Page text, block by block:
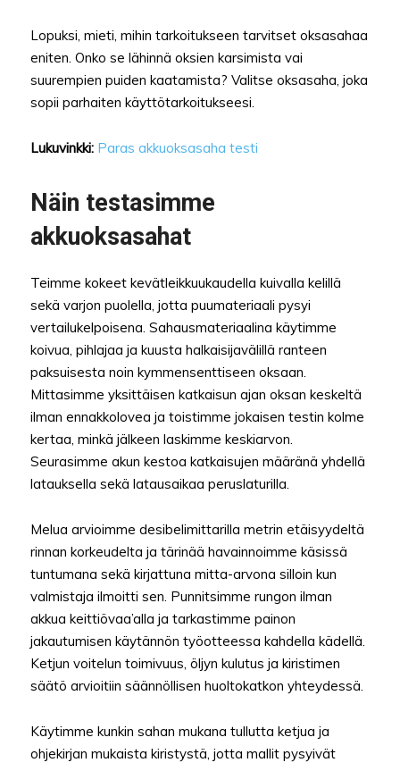
Lopuksi, mieti, mihin tarkoitukseen tarvitset oksasahaa
eniten. Onko se lähinnä oksien karsimista vai
suurempien puiden kaatamista? Valitse oksasaha, joka
sopii parhaiten käyttötarkoitukseesi.
Lukuvinkki: Paras akkuoksasaha testi
Näin testasimme
akkuoksasahat
Teimme kokeet kevätleikkuukaudella kuivalla kelillä
sekä varjon puolella, jotta puumateriaali pysyi
vertailukelpoisena. Sahausmateriaalina käytimme
koivua, pihlajaa ja kuusta halkaisijavälillä ranteen
paksuisesta noin kymmensenttiseen oksaan.
Mittasimme yksittäisen katkaisun ajan oksan keskeltä
ilman ennakkolovea ja toistimme jokaisen testin kolme
kertaa, minkä jälkeen laskimme keskiarvon.
Seurasimme akun kestoa katkaisujen määränä yhdellä
latauksella sekä latausaikaa peruslaturilla.
Melua arvioimme desibelimittarilla metrin etäisyydeltä
rinnan korkeudelta ja tärinää havainnoimme käsissä
tuntumana sekä kirjattuna mitta-arvona silloin kun
valmistaja ilmoitti sen. Punnitsimme rungon ilman
akkua keittiövaa’alla ja tarkastimme painon
jakautumisen käytännön työotteessa kahdella kädellä.
Ketjun voitelun toimivuus, öljyn kulutus ja kiristimen
säätö arvioitiin säännöllisen huoltokatkon yhteydessä.
Käytimme kunkin sahan mukana tullutta ketjua ja
ohjekirjan mukaista kiristystä, jotta mallit pysyivät